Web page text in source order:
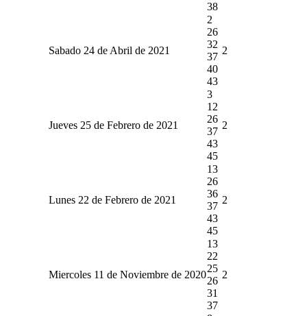
38
Sabado 24 de Abril de 2021
2
26
32
37
40
43
2
Jueves 25 de Febrero de 2021
3
12
26
37
43
45
2
Lunes 22 de Febrero de 2021
13
26
36
37
43
45
2
Miercoles 11 de Noviembre de 2020
13
22
25
26
31
37
2